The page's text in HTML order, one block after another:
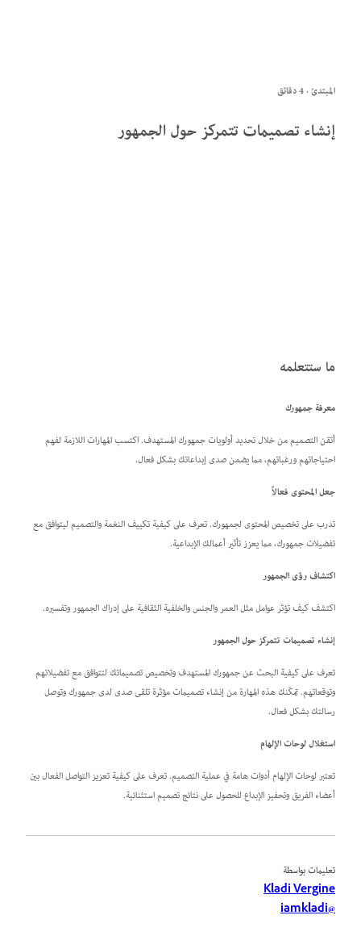
المبتدئ · 4 دقائق
إنشاء تصميمات تتمركز حول الجمهور
ما ستتعلمه
معرفة جمهورك
أتقن التصميم من خلال تحديد أولويات جمهورك المستهدف. اكتسب المهارات اللازمة لفهم
احتياجاتهم ورغباتهم، مما يضمن صدى إبداعاتك بشكل فعال.
جعل المحتوى فعالاً
تدرب على تخصيص المحتوى لجمهورك. تعرف على كيفية تكييف النغمة والتصميم ليتوافق مع
تفضيلات جمهورك، مما يعزز تأثير أعمالك الإبداعية.
اكتشاف رؤى الجمهور
اكتشف كيف تؤثر عوامل مثل العمر والجنس والخلفية الثقافية على إدراك الجمهور وتفسيره.
إنشاءتصميمات تتمركز حول الجمهور
تعرف على كيفية البحث عن جمهورك المستهدف وتخصيص تصميماتك لتتوافق مع تفضيلاتهم
وتوقعاتهم. تمكّنك هذه المهارة من إنشاء تصميمات مؤثرة تلقى صدى لدى جمهورك وتوصل
رسالتك بشكل فعال.
استغلال لوحات الإلهام
تعتبر لوحات الإلهام أدوات هامة في عملية التصميم. تعرف على كيفية تعزيز التواصل الفعال بين
أعضاء الفريق وتحفيز الإبداع للحصول على نتائج تصميم استثنائية.
تعليمات بواسطة
Kladi Vergine
@iamkladi